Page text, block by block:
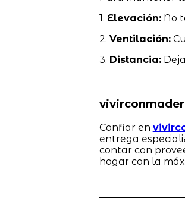
1. Elevación:No
2. Ventilación:
3. Distancia:
Confiar en
entrega
contar con
hogar con la